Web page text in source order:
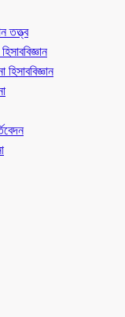
তত্ত্ব